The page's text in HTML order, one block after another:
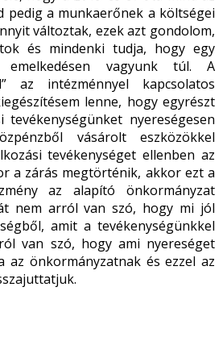
pedig a munkaerőnek a költségei
változtak, ezek azt gondolom,
és mindenki tudja, hogy egy
emelkedésen vagyunk túl. A
az intézménnyel kapcsolatos
lenne, hogy egyrészt
tevékenységünket nyereségesen
vásárolt eszközökkel
tevékenységet ellenben az
a zárás megtörténik, akkor ezt a
az alapító önkormányzat
nem arról van szó, hogy mi jól
amit a tevékenységünkkel
van szó, hogy ami nyereséget
az önkormányzatnak és ezzel az